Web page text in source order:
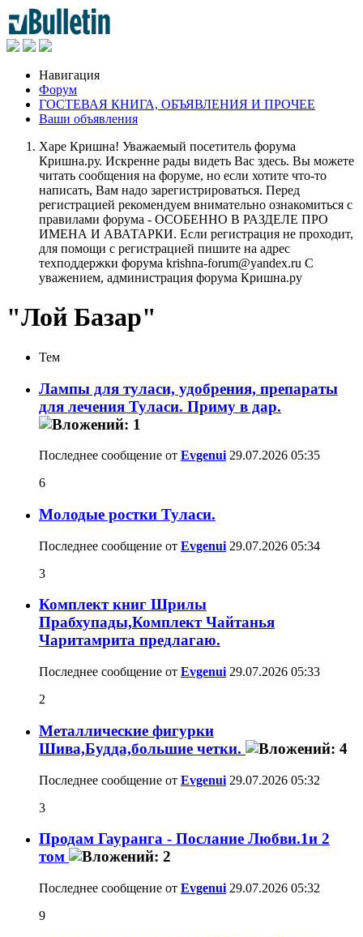
Навигация
Форум
ГОСТЕВАЯ КНИГА, ОБЪЯВЛЕНИЯ И ПРОЧЕЕ
Ваши объявления
Харе Кришна! Уважаемый посетитель форума
Кришна.ру. Искренне рады видеть Вас здесь. Вы можете
читать сообщения на форуме, но если хотите что-то
написать, Вам надо зарегистрироваться. Перед
регистрацией рекомендуем внимательно ознакомиться с
правилами форума - ОСОБЕННО В РАЗДЕЛЕ ПРО
ИМЕНА И АВАТАРКИ. Если регистрация не проходит,
для помощи с регистрацией пишите на адрес
техподдержки форума krishna-forum@yandex.ru С
уважением, администрация форума Кришна.ру
"Лой Базар"
Тем
Лампы для туласи, удобрения, препараты
для лечения Туласи. Приму в дар.
Последнее сообщение от Evgenui 29.07.2026 05:35
6
Молодые ростки Туласи.
Последнее сообщение от Evgenui 29.07.2026 05:34
3
Комплект книг Шрилы
Прабхупады,Комплект Чайтанья
Чаритамрита предлагаю.
Последнее сообщение от Evgenui 29.07.2026 05:33
2
Металлические фигурки
Шива,Будда,большие четки.
Последнее сообщение от Evgenui 29.07.2026 05:32
3
Продам Гауранга - Послание Любви.1и 2
том
Последнее сообщение от Evgenui 29.07.2026 05:32
9